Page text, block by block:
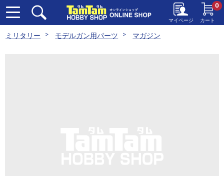
マイページ カート
0
ミリタリー モデルガン用パーツ マガジン